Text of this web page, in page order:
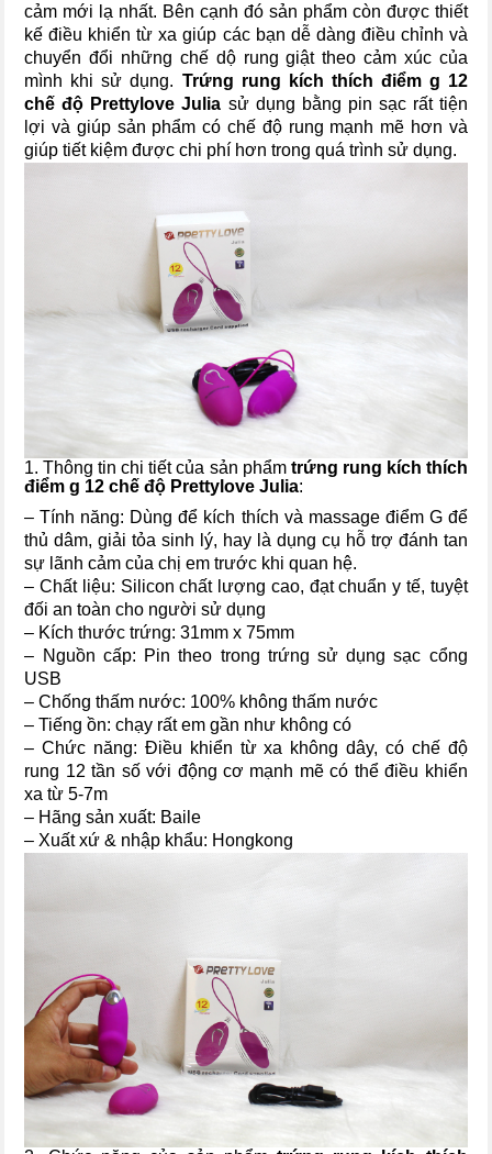
cảm mới lạ nhất. Bên cạnh đó sản phẩm còn được thiết
kế điều khiển từ xa giúp các bạn dễ dàng điều chỉnh và
chuyển đổi những chế dộ rung giật theo cảm xúc của
mình khi sử dụng. Trứng rung kích thích điểm g 12
chế độ Prettylove Julia sử dụng bằng pin sạc rất tiện
lợi và giúp sản phẩm có chế độ rung mạnh mẽ hơn và
giúp tiết kiệm được chi phí hơn trong quá trình sử dụng.
1. Thông tin chi tiết của sản phẩm trứng rung kích thích
điểm g 12 chế độ Prettylove Julia:
– Tính năng: Dùng để kích thích và massage điểm G để
thủ dâm, giải tỏa sinh lý, hay là dụng cụ hỗ trợ đánh tan
sự lãnh cảm của chị em trước khi quan hệ.
– Chất liệu: Silicon chất lượng cao, đạt chuẩn y tế, tuyệt
đối an toàn cho người sử dụng
– Kích thước trứng: 31mm x 75mm
– Nguồn cấp: Pin theo trong trứng sử dụng sạc cổng
USB
– Chống thấm nước: 100% không thấm nước
– Tiếng ồn: chạy rất em gần như không có
– Chức năng: Điều khiển từ xa không dây, có chế độ
rung 12 tần số với động cơ mạnh mẽ có thể điều khiển
xa từ 5-7m
– Hãng sản xuất: Baile
– Xuất xứ & nhập khẩu: Hongkong